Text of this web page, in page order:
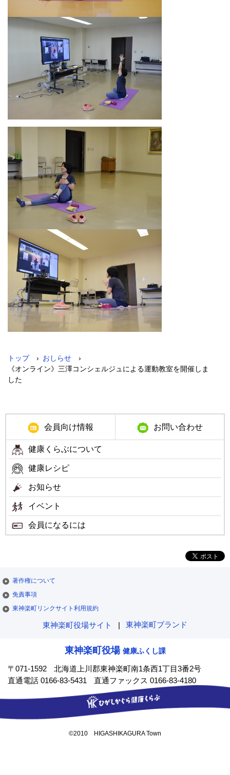
トップ › おしらせ
›
《オンライン》三澤コンシェルジュによる運動教室を開催しま
した
ニ
ュ
ー
会員向け情報 お問い合わせ
健康くらぶについて
健康レシピ
お知らせ
イベント
会員になるには
著作権について
免責事項
東神楽町リンクサイト利用規約
東神楽町役場サイト 東神楽町ブランド
東神楽町役場 健康ふくし課
〒071-1592
北海道上川郡東神楽町南1条西1丁目3番2号
直通電話 0166-83-5431
直通ファックス 0166-83-4180
©2010 HIGASHIKAGURA Town